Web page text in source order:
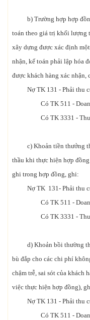
b) Trường hợp hợp đồng
toán theo giá trị khối lượng
xây dựng được xác định
nhận, kế toán phải lập hóa
được khách hàng xác nhận,
Nợ TK 131 - Phải thu
Có TK 511 - Doanh
Có TK 3331 - Thuế
c) Khoản tiền thưởng thu
thầu khi thực hiện hợp
ghi trong hợp đồng, ghi:
Nợ TK 131- Phải thu
Có TK 511 - Doanh
Có TK 3331 - Thuế
d) Khoản bồi thường thu
bù đắp cho các chi phí
chậm trễ, sai sót của khách
việc thực hiện hợp đồng),
Nợ TK 131 - Phải thu
Có TK 511 - Doanh